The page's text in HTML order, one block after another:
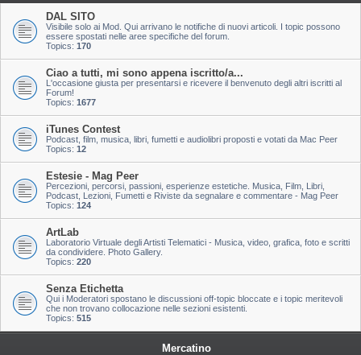
DAL SITO
Visibile solo ai Mod. Qui arrivano le notifiche di nuovi articoli. I topic possono
essere spostati nelle aree specifiche del forum.
Topics: 170
Ciao a tutti, mi sono appena iscritto/a...
L'occasione giusta per presentarsi e ricevere il benvenuto degli altri iscritti al
Forum!
Topics: 1677
iTunes Contest
Podcast, film, musica, libri, fumetti e audiolibri proposti e votati da Mac Peer
Topics: 12
Estesie - Mag Peer
Percezioni, percorsi, passioni, esperienze estetiche. Musica, Film, Libri,
Podcast, Lezioni, Fumetti e Riviste da segnalare e commentare - Mag Peer
Topics: 124
ArtLab
Laboratorio Virtuale degli Artisti Telematici - Musica, video, grafica, foto e scritti
da condividere. Photo Gallery.
Topics: 220
Senza Etichetta
Qui i Moderatori spostano le discussioni off-topic bloccate e i topic meritevoli
che non trovano collocazione nelle sezioni esistenti.
Topics: 515
Mercatino